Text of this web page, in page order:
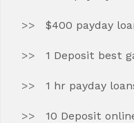
$400 payday
1 Deposit best
1 hr payday
10 Deposit